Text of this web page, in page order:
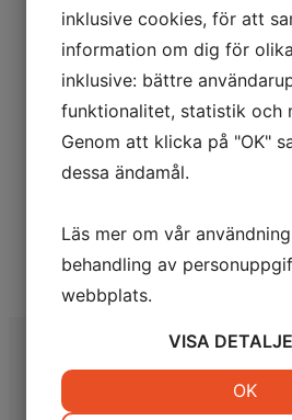
Fler arbetstillfällen ger ökade
en lång kedja av reaktioner. Ju
hos de lokala aktörerna – butiker,
restauranger, hotell – desto fler
fler som erbjuds arbete, desto
skatteintäkterna i kommunen.
kan användas till att öka
Läs mer
inklusive cookies, för att
information om dig för
inklusive: bättre
funktionalitet, statistik och
Genom att klicka på "OK"
dessa ändamål.
Läs mer om vår
behandling av
webbplats.
VISA
OK